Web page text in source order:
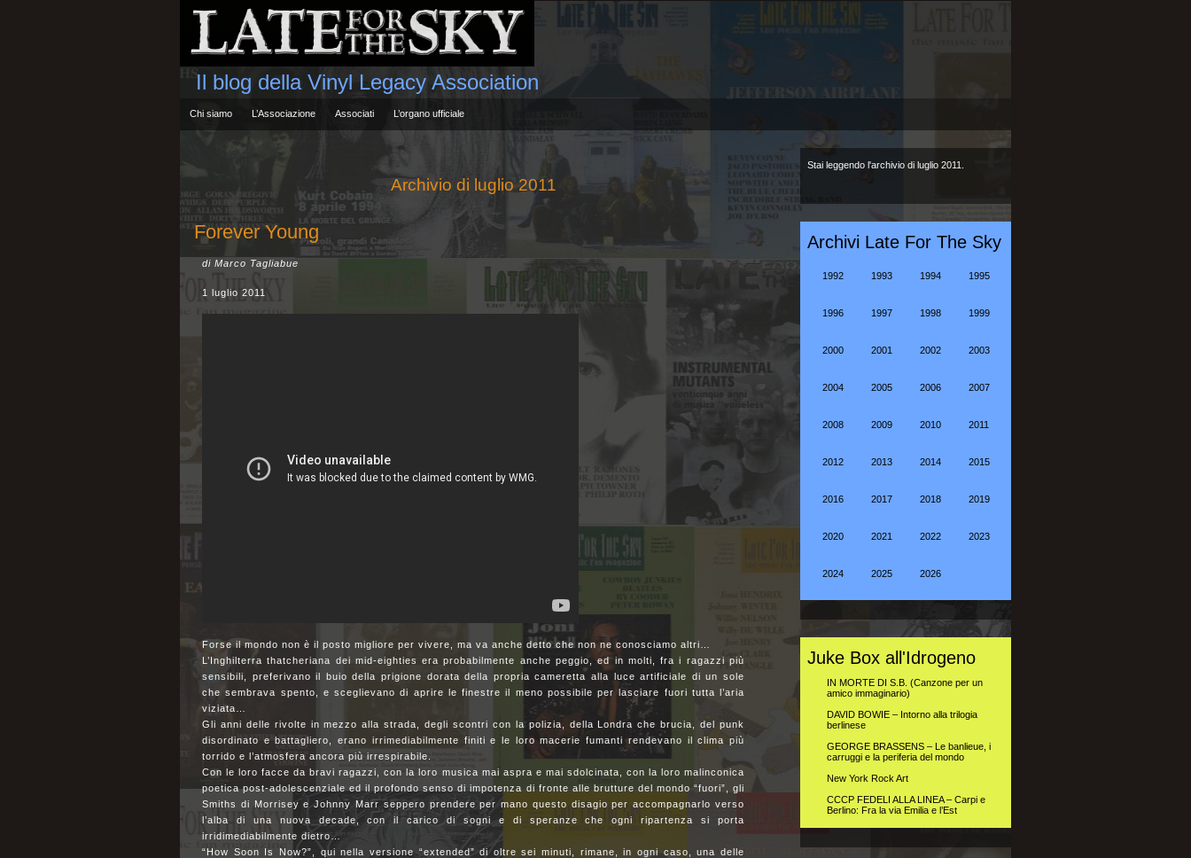
Il blog della Vinyl Legacy Association
Chi siamo L’Associazione Associati L’organo ufficiale
Archivio di luglio 2011
Forever Young
di Marco Tagliabue
1 luglio 2011
Forse il mondo non è il posto migliore per vivere, ma va anche detto che non ne conosciamo altri…
L’Inghilterra thatcheriana dei mid-eighties era probabilmente anche peggio, ed in molti, fra i ragazzi più
sensibili, preferivano il buio della prigione dorata della propria cameretta alla luce artificiale di un sole
che sembrava spento, e sceglievano di aprire le finestre il meno possibile per lasciare fuori tutta l’aria
viziata…
Gli anni delle rivolte in mezzo alla strada, degli scontri con la polizia, della Londra che brucia, del punk
disordinato e battagliero, erano irrimediabilmente finiti e le loro macerie fumanti rendevano il clima più
torrido e l’atmosfera ancora più irrespirabile.
Con le loro facce da bravi ragazzi, con la loro musica mai aspra e mai sdolcinata, con la loro malinconica
poetica post-adolescenziale ed il profondo senso di impotenza di fronte alle brutture del mondo “fuori”, gli
Smiths di Morrisey e Johnny Marr seppero prendere per mano questo disagio per accompagnarlo verso
l’alba di una nuova decade, con il carico di sogni e di speranze che ogni ripartenza si porta
irridimediabilmente dietro…
“How Soon Is Now?”, qui nella versione “extended” di oltre sei minuti, rimane, in ogni caso, una delle
Stai leggendo l'archivio di luglio 2011.
Archivi Late For The Sky
1992 1993 1994 1995
1996 1997 1998 1999
2000 2001 2002 2003
2004 2005 2006 2007
2008 2009 2010 2011
2012 2013 2014 2015
2016 2017 2018 2019
2020 2021 2022 2023
2024 2025 2026
Juke Box all'Idrogeno
IN MORTE DI S.B. (Canzone per un
amico immaginario)
DAVID BOWIE – Intorno alla trilogia
berlinese
GEORGE BRASSENS – Le banlieue, i
carruggi e la periferia del mondo
New York Rock Art
CCCP FEDELI ALLA LINEA – Carpi e
Berlino: Fra la via Emilia e l’Est